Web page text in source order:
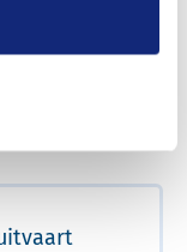
een betere